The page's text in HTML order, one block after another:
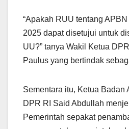
“Apakah RUU tentang
2025 dapat disetujui untuk
UU?” tanya Wakil Ketua
Paulus yang bertindak
Sementara itu, Ketua Badan
DPR RI Said Abdullah
Pemerintah sepakat